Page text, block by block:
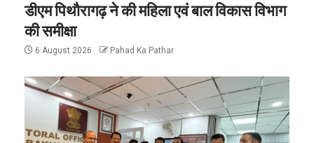
डीएम पिथौरागढ़ ने की महिला एवं बाल विकास विभाग
की समीक्षा
6 August 2026 Pahad Ka Pathar